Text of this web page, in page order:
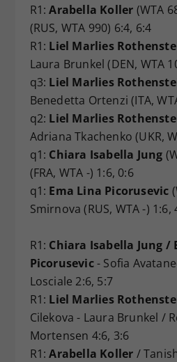
R1:Arabella Koller (WTA
(RUS, WTA 990) 6:4, 6:4
R1: Liel Marlies
Laura Brunkel (DEN, WTA
q3: Liel Marlies
Benedetta Ortenzi (ITA,
q2: Liel Marlies
Adriana Tkachenko (UKR,
q1: Chiara Isabella Jung
(FRA, WTA -) 1:6, 0:6
q1: Ema Lina Picorusevic
Smirnova (RUS, WTA -) 1:6,
R1: Chiara Isabella Jung /
Picorusevic- Sofia
Losciale 2:6, 5:7
R1: Liel Marlies
Cilekova - Laura Brunkel /
Mortensen 4:6, 3:6
R1:Arabella Koller /